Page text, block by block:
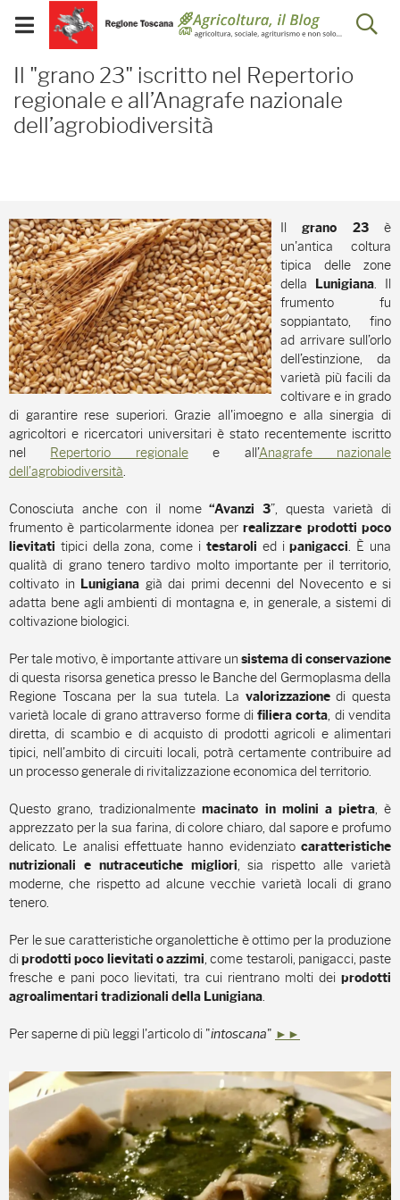
Skip to Main Content
Visualizza/chiudi
menu
mobile
Il "grano 23" iscritto nel
Il "grano 23" iscritto nel Repertorio
regionale e all’Anagrafe nazionale
dell’agrobiodiversità
Ilgrano 23è
un'antica coltura
tipica delle zone
della
Lunigiana. Il
frumento fu
soppiantato, fino
ad arrivare sull’orlo
dell’estinzione, da
varietà più facili da
coltivare e in grado
di garantire rese superiori. Grazie all'imoegno e alla sinergia di
agricoltori e ricercatori universitari è stato recentemente iscritto
nel Repertorio regionalee all’Anagrafe nazionale
dell’agrobiodiversità.
Conosciuta anche con il nome“Avanzi 3”, questa varietà di
frumento è particolarmente idonea perrealizzare prodotti poco
lievitati tipici della zona, come i testaroli ed ipanigacci. È una
qualità di grano tenero tardivo molto importante per il territorio,
coltivato in Lunigiana già dai primi decenni del Novecento e si
adatta bene agli ambienti di montagna e, in generale, a sistemi di
coltivazione biologici.
Per tale motivo, è importante attivare un sistema di conservazione
di questa risorsa genetica presso le Banche del Germoplasma della
Regione Toscana per la sua tutela. La valorizzazionedi questa
varietà locale di grano attraverso forme difiliera corta, di vendita
diretta, di scambio e di acquisto di prodotti agricoli e alimentari
tipici, nell’ambito di circuiti locali, potrà certamente contribuire ad
un processo generale di rivitalizzazione economica del territorio.
Questo grano, tradizionalmentemacinato in molini a pietra, è
apprezzato per la sua farina, di colore chiaro, dal sapore e profumo
delicato. Le analisi effettuate hanno evidenziato caratteristiche
nutrizionali e nutraceutiche migliori, sia rispetto alle varietà
moderne, che rispetto ad alcune vecchie varietà locali di grano
tenero.
Per le sue caratteristiche organolettiche è ottimo per la produzione
diprodotti poco lievitati o azzimi, come testaroli, panigacci, paste
fresche e pani poco lievitati, tra cui rientrano molti dei prodotti
agroalimentari tradizionali della Lunigiana.
Per saperne di più leggi l'articolo di "intoscana" ►►